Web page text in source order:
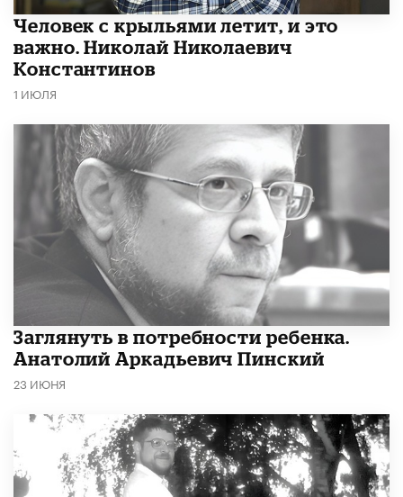
​Человек с крыльями летит, и это
важно. Николай Николаевич
Константинов
1 ИЮЛЯ
Заглянуть в потребности ребенка.
Анатолий Аркадьевич Пинский
23 ИЮНЯ